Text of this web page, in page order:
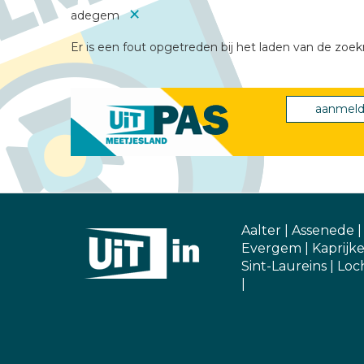
adegemVerwijder
filter
×
Er is een fout opgetreden bij het laden van de
Aalter Assenede
Evergem
Kaprijke
Sint-Laureins